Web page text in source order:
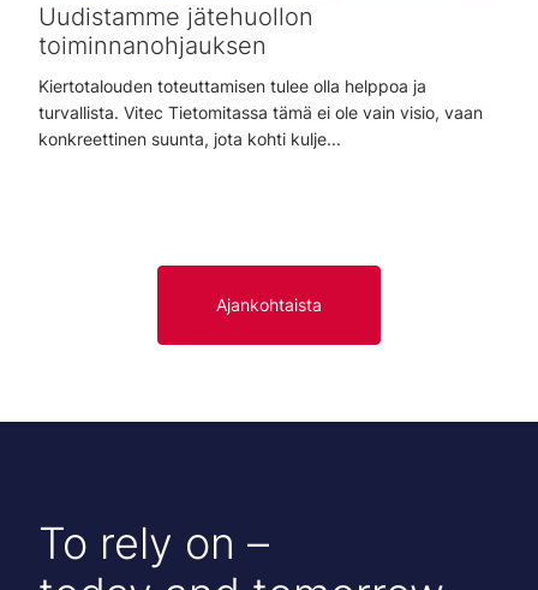
Uudistamme jätehuollon
toiminnanohjauksen
Kiertotalouden toteuttamisen tulee olla helppoa ja
turvallista. Vitec Tietomitassa tämä ei ole vain visio, vaan
konkreettinen suunta, jota kohti kulje...
Ajankohtaista
To rely on –